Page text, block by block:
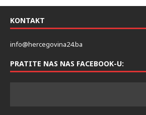
KONTAKT
info@hercegovina24.ba
PRATITE NAS NAS FACEBOOK-U: